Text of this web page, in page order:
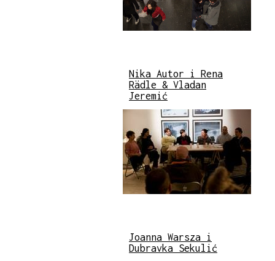
Nika Autor i Rena
Rädle & Vladan
Jeremić
Joanna Warsza i
Dubravka Sekulić